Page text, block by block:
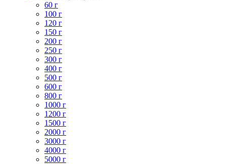
60 г
100 г
120 г
150 г
200 г
250 г
300 г
400 г
500 г
600 г
800 г
1000 г
1200 г
1500 г
2000 г
3000 г
4000 г
5000 г